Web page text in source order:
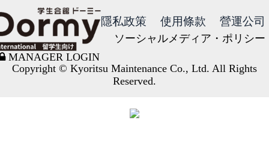
MANAGER LOGIN
隱私政策 使用條款 營運公司
ソーシャルメディア・ポリシー
Copyright © Kyoritsu Maintenance Co., Ltd. All Rights
Reserved.